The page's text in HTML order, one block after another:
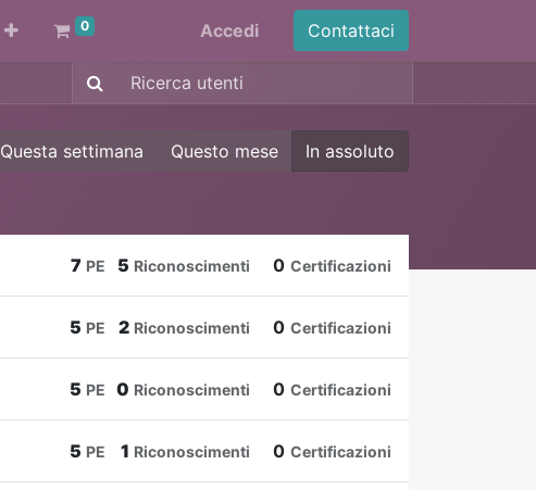
0 Accedi Contattaci
Questa settimana Questo mese In assoluto
7 PE 5 Riconoscimenti 0 Certificazioni
5 PE 2 Riconoscimenti 0 Certificazioni
5 PE 0 Riconoscimenti 0 Certificazioni
5 PE 1 Riconoscimenti 0 Certificazioni